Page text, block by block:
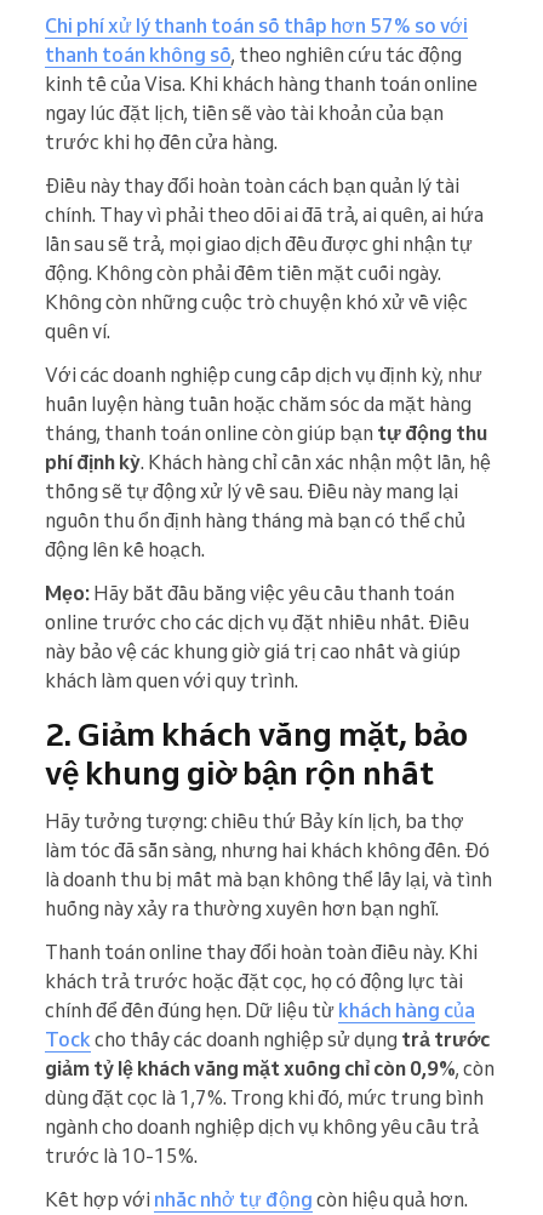
Chi phí xử lý thanh toán số thấp hơn 57% so với
thanh toán không số, theo nghiên cứu tác động
kinh tế của Visa. Khi khách hàng thanh toán online
ngay lúc đặt lịch, tiền sẽ vào tài khoản của bạn
trước khi họ đến cửa hàng.
Điều này thay đổi hoàn toàn cách bạn quản lý tài
chính. Thay vì phải theo dõi ai đã trả, ai quên, ai hứa
lần sau sẽ trả, mọi giao dịch đều được ghi nhận tự
động. Không còn phải đếm tiền mặt cuối ngày.
Không còn những cuộc trò chuyện khó xử về việc
quên ví.
Với các doanh nghiệp cung cấp dịch vụ định kỳ, như
huấn luyện hàng tuần hoặc chăm sóc da mặt hàng
tháng, thanh toán online còn giúp bạn tự động thu
phí định kỳ. Khách hàng chỉ cần xác nhận một lần, hệ
thống sẽ tự động xử lý về sau. Điều này mang lại
nguồn thu ổn định hàng tháng mà bạn có thể chủ
động lên kế hoạch.
Mẹo: Hãy bắt đầu bằng việc yêu cầu thanh toán
online trước cho các dịch vụ đặt nhiều nhất. Điều
này bảo vệ các khung giờ giá trị cao nhất và giúp
khách làm quen với quy trình.
2. Giảm khách vắng mặt, bảo
vệ khung giờ bận rộn nhất
Hãy tưởng tượng: chiều thứ Bảy kín lịch, ba thợ
làm tóc đã sẵn sàng, nhưng hai khách không đến. Đó
là doanh thu bị mất mà bạn không thể lấy lại, và tình
huống này xảy ra thường xuyên hơn bạn nghĩ.
Thanh toán online thay đổi hoàn toàn điều này. Khi
khách trả trước hoặc đặt cọc, họ có động lực tài
chính để đến đúng hẹn. Dữ liệu từ khách hàng của
Tockcho thấy các doanh nghiệp sử dụng trả trước
giảm tỷ lệ khách vắng mặt xuống chỉ còn 0,9%, còn
dùng đặt cọc là 1,7%. Trong khi đó, mức trung bình
ngành cho doanh nghiệp dịch vụ không yêu cầu trả
trước là 10-15%.
Kết hợp với nhắc nhở tự động còn hiệu quả hơn.